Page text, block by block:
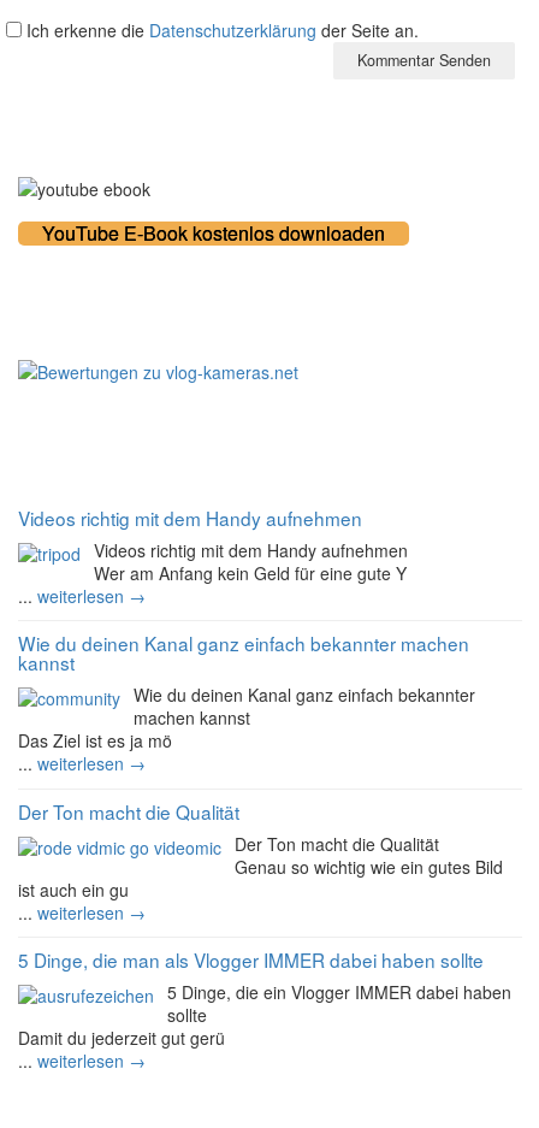
Ich erkenne die Datenschutzerklärung der Seite an.
YouTube E-Book kostenlos downloaden
Videos richtig mit dem Handy aufnehmen
Videos richtig mit dem Handy aufnehmen
Wer am Anfang kein Geld für eine gute Y
... weiterlesen →
Wie du deinen Kanal ganz einfach bekannter machen
kannst
Wie du deinen Kanal ganz einfach bekannter
machen kannst
Das Ziel ist es ja mö
... weiterlesen →
Der Ton macht die Qualität
Der Ton macht die Qualität
Genau so wichtig wie ein gutes Bild
ist auch ein gu
... weiterlesen →
5 Dinge, die man als Vlogger IMMER dabei haben sollte
5 Dinge, die ein Vlogger IMMER dabei haben
sollte
Damit du jederzeit gut gerü
... weiterlesen →